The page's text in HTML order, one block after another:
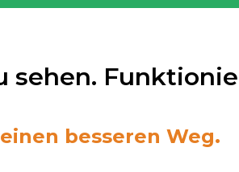
sehen.
besseren Weg.